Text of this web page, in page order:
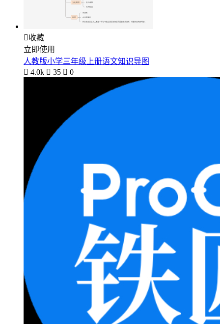
收藏
立即使用
人教版小学三年级上册语文知识导图
 4.0k  35  0